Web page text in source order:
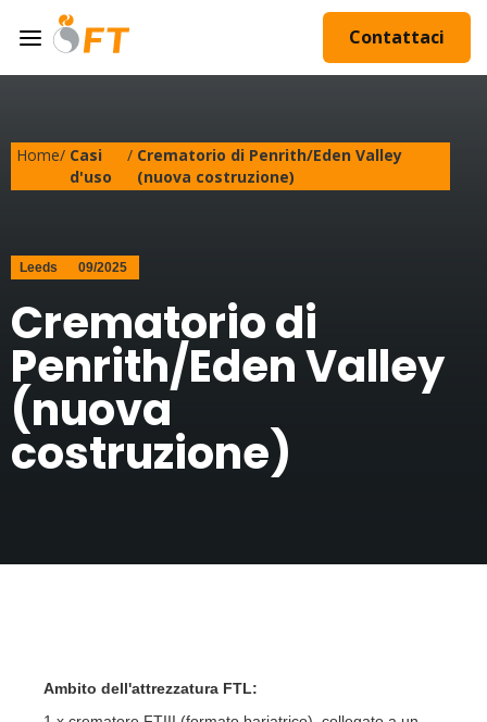
Contattaci
Home/ Casi
d'uso
/ Crematorio di Penrith/Eden Valley
(nuova costruzione)
Leeds 09/2025
Crematorio di
Penrith/Eden Valley
(nuova
costruzione)
Ambito dell'attrezzatura FTL: